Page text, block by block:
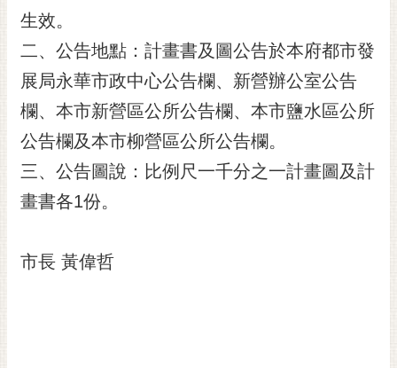
閱
子
報
市
民
信
箱
English
本
生效。
二、公告地點：計畫書及圖公告於本府都市發
展局永華市政中心公告欄、新營辦公室公告
欄、本市新營區公所公告欄、本市鹽水區公所
公告欄及本市柳營區公所公告欄。
三、公告圖說：比例尺一千分之一計畫圖及計
畫書各1份。
市長 黃偉哲